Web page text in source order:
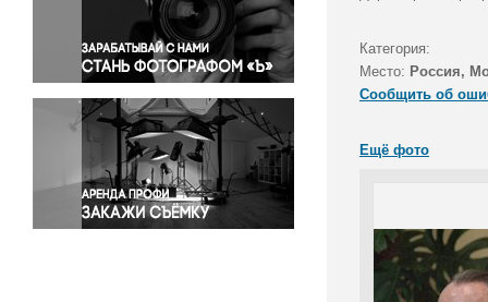
Правосудие
Происшествия и конфликты
Религия
Светская жизнь
Спорт
Экология
Экономика и бизнес
Категория:
Место: Россия,
Сообщить об
Ещё фото